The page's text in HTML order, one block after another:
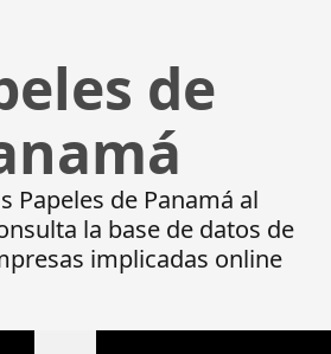
de
Papeles de Panamá al
la base de datos de
implicadas online